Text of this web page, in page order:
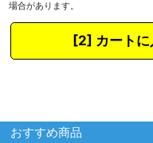
場合があります。
カート
おすすめ商品